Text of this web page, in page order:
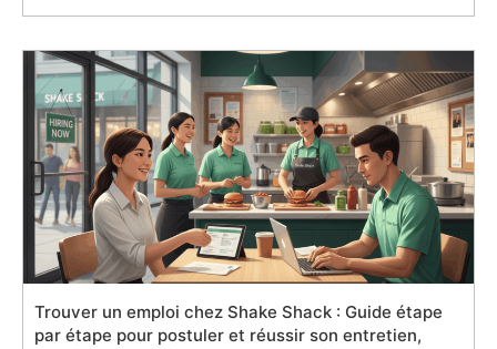
Trouver un emploi chez Shake Shack : Guide étape
par étape pour postuler et réussir son entretien,